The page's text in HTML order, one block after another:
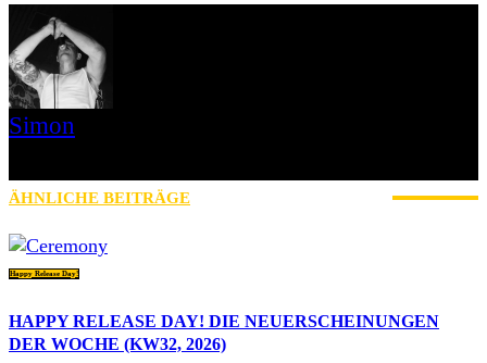
Simon
ÄHNLICHE BEITRÄGE
Happy Release Day!
HAPPY RELEASE DAY! DIE NEUERSCHEINUNGEN
DER WOCHE (KW32, 2026)